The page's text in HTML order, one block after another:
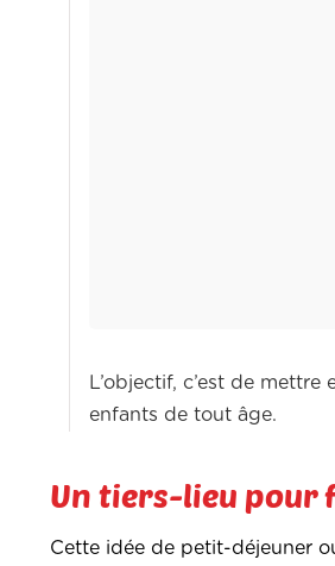
L’objectif, c’est de
enfants de tout âge.
Un tiers-lieu pour
Cette idée de petit-déjeuner